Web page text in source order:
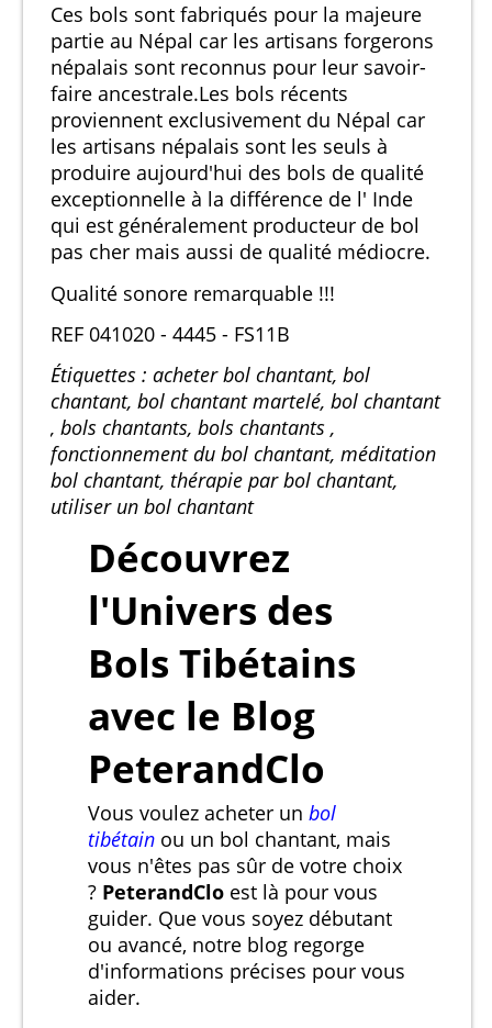
Ces bols sont fabriqués pour la majeure
partie au Népal car les artisans forgerons
népalais sont reconnus pour leur savoir-
faire ancestrale.Les bols récents
proviennent exclusivement du Népal car
les artisans népalais sont les seuls à
produire aujourd'hui des bols de qualité
exceptionnelle à la différence de l' Inde
qui est généralement producteur de bol
pas cher mais aussi de qualité médiocre.
Qualité sonore remarquable !!!
REF 041020 - 4445 - FS11B
Étiquettes : acheter bol chantant, bol
chantant, bol chantant martelé, bol chantant
, bols chantants, bols chantants ,
fonctionnement du bol chantant, méditation
bol chantant, thérapie par bol chantant,
utiliser un bol chantant
Découvrez
l'Univers des
Bols Tibétains
avec le Blog
PeterandClo
Vous voulez acheter un bol
tibétain ou un bol chantant, mais
vous n'êtes pas sûr de votre choix
? PeterandClo est là pour vous
guider. Que vous soyez débutant
ou avancé, notre blog regorge
d'informations précises pour vous
aider.